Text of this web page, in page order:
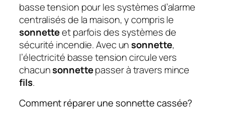
basse tension pour les systèmes d’alarme
centralisés de la maison, y compris le
sonnetteet parfois des systèmes de
sécurité incendie. Avec unsonnette,
l’électricité basse tension circule vers
chacunsonnettepasser à travers mince
fils.
Comment réparer une sonnette cassée?